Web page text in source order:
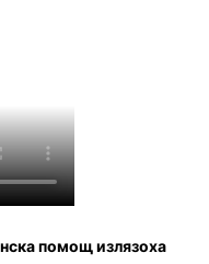
помощ излязоха